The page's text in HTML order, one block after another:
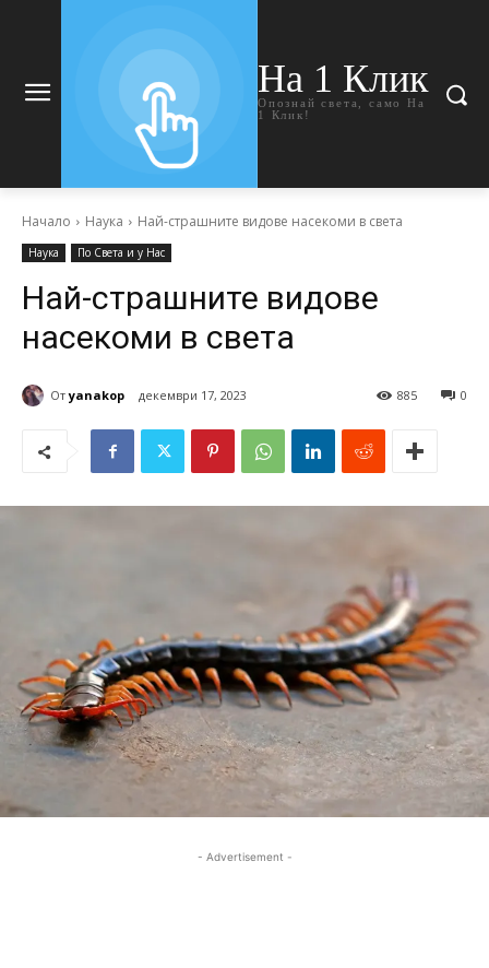
На 1 Клик
Опознай света, само На
1 Клик!
Начало Наука Най-страшните видове насекоми в света
Наука По Света и у Нас
Най-страшните видове
насекоми в света
От yanakop декември 17, 2023 0
885
- Advertisement -